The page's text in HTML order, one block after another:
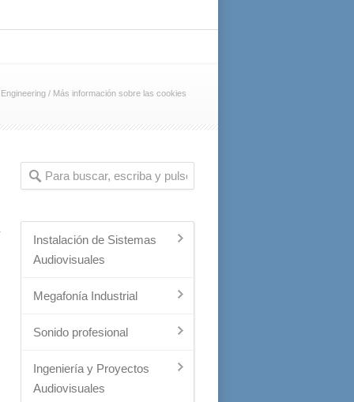
/ Más información sobre las cookies
Instalación de Sistemas
Audiovisuales
Megafonía Industrial
Sonido profesional
Ingeniería y Proyectos
Audiovisuales